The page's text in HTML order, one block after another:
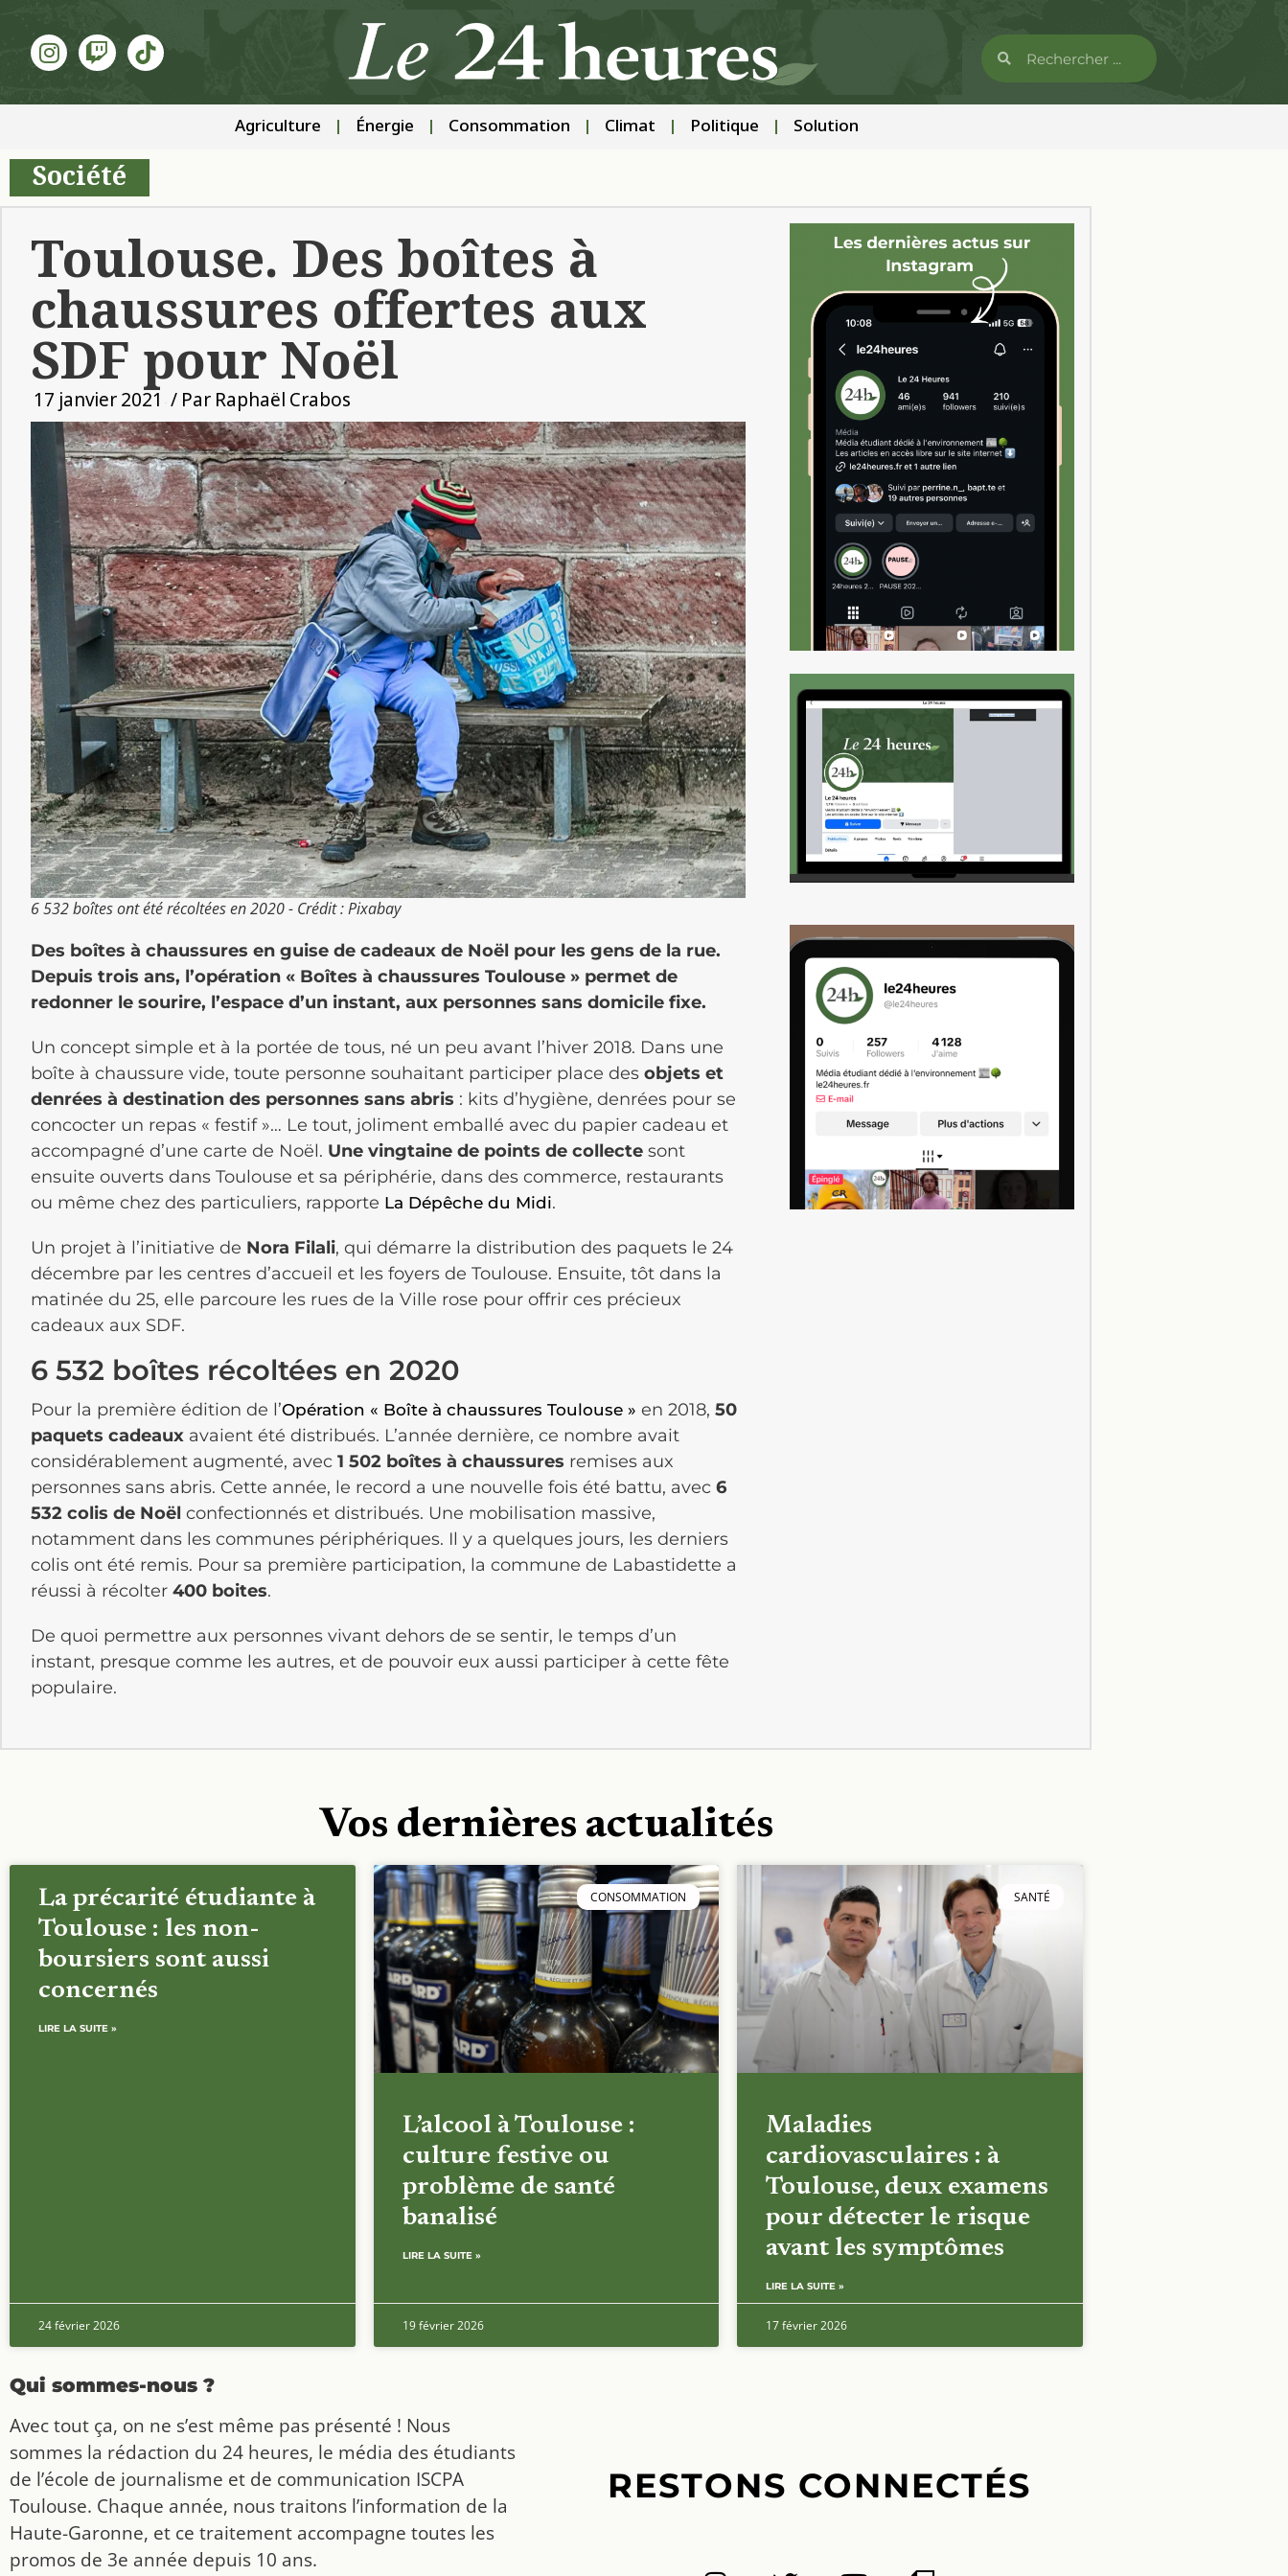
Agriculture Énergie Consommation Climat Politique Solution
Société
Toulouse. Des boîtes à
chaussures offertes aux
SDF pour Noël
17 janvier 2021 / Par Raphaël Crabos
6 532 boîtes ont été récoltées en 2020 - Crédit : Pixabay
Des boîtes à chaussures en guise de cadeaux de Noël pour les gens de la rue.
Depuis trois ans, l’opération « Boîtes à chaussures Toulouse » permet de
redonner le sourire, l’espace d’un instant, aux personnes sans domicile fixe.
Un concept simple et à la portée de tous, né un peu avant l’hiver 2018. Dans une
boîte à chaussure vide, toute personne souhaitant participer place des objets et
denrées à destination des personnes sans abris : kits d’hygiène, denrées pour se
concocter un repas « festif »… Le tout, joliment emballé avec du papier cadeau et
accompagné d’une carte de Noël. Une vingtaine de points de collecte sont
ensuite ouverts dans Toulouse et sa périphérie, dans des commerce, restaurants
ou même chez des particuliers, rapporte La Dépêche du Midi.
Un projet à l’initiative de Nora Filali, qui démarre la distribution des paquets le 24
décembre par les centres d’accueil et les foyers de Toulouse. Ensuite, tôt dans la
matinée du 25, elle parcoure les rues de la Ville rose pour offrir ces précieux
cadeaux aux SDF.
6 532 boîtes récoltées en 2020
Pour la première édition de l’Opération « Boîte à chaussures Toulouse » en 2018, 50
paquets cadeaux avaient été distribués. L’année dernière, ce nombre avait
considérablement augmenté, avec 1 502 boîtes à chaussures remises aux
personnes sans abris. Cette année, le record a une nouvelle fois été battu, avec 6
532 colis de Noël confectionnés et distribués. Une mobilisation massive,
notamment dans les communes périphériques. Il y a quelques jours, les derniers
colis ont été remis. Pour sa première participation, la commune de Labastidette a
réussi à récolter 400 boites.
De quoi permettre aux personnes vivant dehors de se sentir, le temps d’un
instant, presque comme les autres, et de pouvoir eux aussi participer à cette fête
populaire.
Vos dernières actualités
La précarité étudiante à
Toulouse : les non-
boursiers sont aussi
concernés
LIRE LA SUITE »
24 février 2026
CONSOMMATION
L’alcool à Toulouse :
culture festive ou
problème de santé
banalisé
LIRE LA SUITE »
19 février 2026
SANTÉ
Maladies
cardiovasculaires : à
Toulouse, deux examens
pour détecter le risque
avant les symptômes
LIRE LA SUITE »
17 février 2026
Qui sommes-nous ?
Avec tout ça, on ne s’est même pas présenté ! Nous
sommes la rédaction du 24 heures, le média des étudiants
de l’école de journalisme et de communication ISCPA
Toulouse. Chaque année, nous traitons l’information de la
Haute-Garonne, et ce traitement accompagne toutes les
promos de 3e année depuis 10 ans.
RESTONS CONNECTÉS